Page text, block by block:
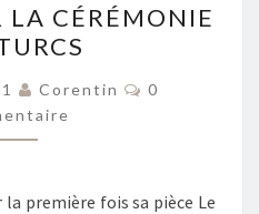
POUR
LA
CÉRÉMONIE
DES
TURCS
LA CÉRÉMONIE
Corentin
0
première fois sa pièce Le